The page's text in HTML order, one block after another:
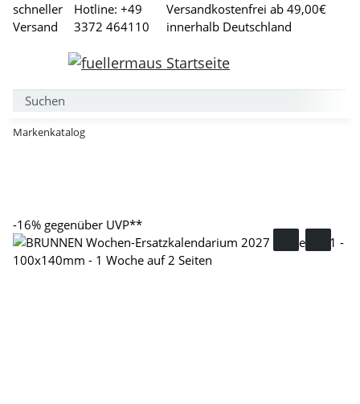
schneller
Versand
Hotline: +49
3372 464110
Versandkostenfrei ab 49,00€
innerhalb Deutschland
Markenkatalog
-16% gegenüber UVP**